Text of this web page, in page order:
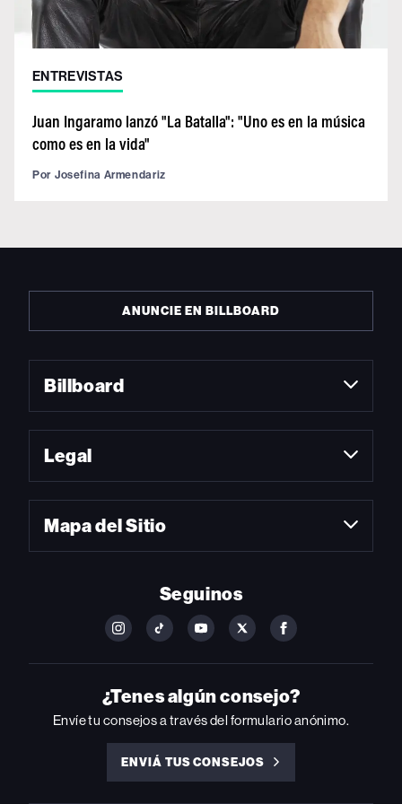
ENTREVISTAS
Juan Ingaramo lanzó "La Batalla": "Uno es en la música
como es en la vida"
Por Josefina Armendariz
ANUNCIE EN BILLBOARD
Billboard
Legal
Mapa del Sitio
Seguinos
FOLLOW
ON
INSTAGRAM
FOLLOW
ON
YOUTUBE
FOLLOW
ON
YOUTUBE
FOLLOW
ON
FOLLOW
ON
FACEBOOK
¿Tenes algún consejo?
Envíe tu consejos a través del formulario anónimo.
ENVIÁ TUS CONSEJOS
ENVIÁ